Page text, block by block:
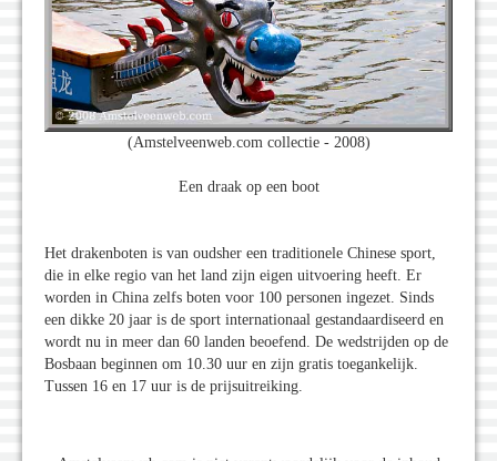
(Amstelveenweb.com collectie - 2008)
Een draak op een boot
Het drakenboten is van oudsher een traditionele Chinese sport,
die in elke regio van het land zijn eigen uitvoering heeft. Er
worden in China zelfs boten voor 100 personen ingezet. Sinds
een dikke 20 jaar is de sport internationaal gestandaardiseerd en
wordt nu in meer dan 60 landen beoefend. De wedstrijden op de
Bosbaan beginnen om 10.30 uur en zijn gratis toegankelijk.
Tussen 16 en 17 uur is de prijsuitreiking.